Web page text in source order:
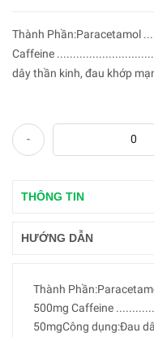
Thành Phần:Paracetamol
Caffeine
dây thần kinh, đau khớp
-
THÔNG TIN
HƯỚNG DẪN
Thành
500mg Caffeine
50mgCông dụng:Đau